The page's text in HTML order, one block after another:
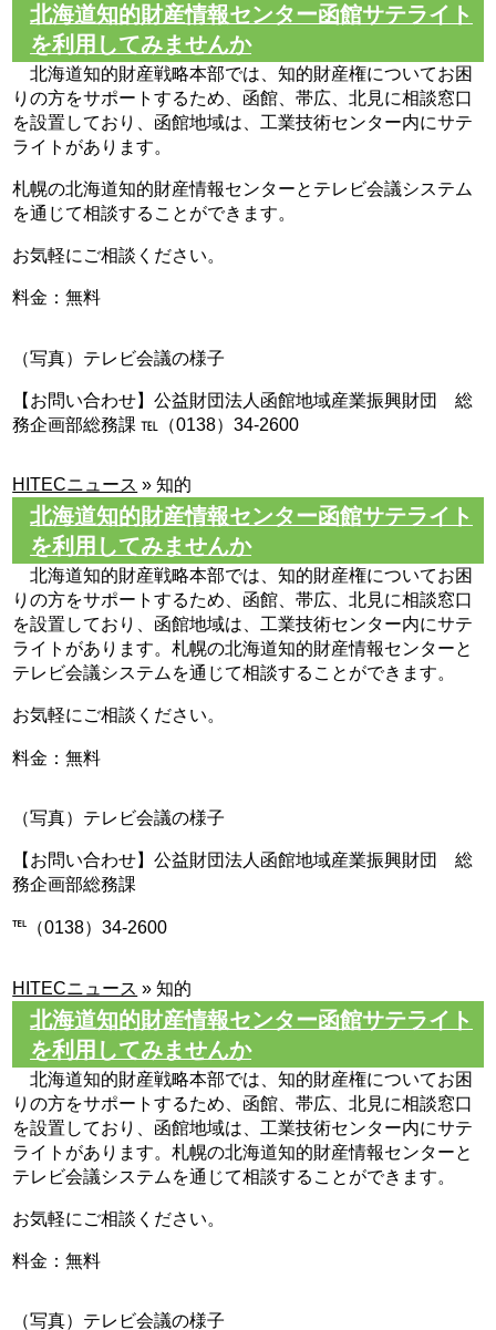
北海道知的財産情報センター函館サテライト
を利用してみませんか
北海道知的財産戦略本部では、知的財産権についてお困
りの方をサポートするため、函館、帯広、北見に相談窓口
を設置しており、函館地域は、工業技術センター内にサテ
ライトがあります。
札幌の北海道知的財産情報センターとテレビ会議システム
を通じて相談することができます。
お気軽にご相談ください。
料金：無料
（写真）テレビ会議の様子
【お問い合わせ】公益財団法人函館地域産業振興財団 総
務企画部総務課 ℡（0138）34-2600
HITECニュース »知的
北海道知的財産情報センター函館サテライト
を利用してみませんか
北海道知的財産戦略本部では、知的財産権についてお困
りの方をサポートするため、函館、帯広、北見に相談窓口
を設置しており、函館地域は、工業技術センター内にサテ
ライトがあります。札幌の北海道知的財産情報センターと
テレビ会議システムを通じて相談することができます。
お気軽にご相談ください。
料金：無料
（写真）テレビ会議の様子
【お問い合わせ】公益財団法人函館地域産業振興財団 総
務企画部総務課
℡（0138）34-2600
HITECニュース »知的
北海道知的財産情報センター函館サテライト
を利用してみませんか
北海道知的財産戦略本部では、知的財産権についてお困
りの方をサポートするため、函館、帯広、北見に相談窓口
を設置しており、函館地域は、工業技術センター内にサテ
ライトがあります。札幌の北海道知的財産情報センターと
テレビ会議システムを通じて相談することができます。
お気軽にご相談ください。
料金：無料
（写真）テレビ会議の様子